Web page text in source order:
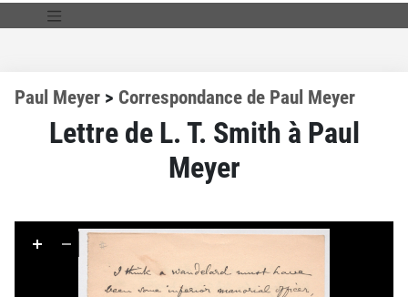
Paul Meyer > Correspondance de Paul Meyer
Lettre de L. T. Smith à Paul
Meyer